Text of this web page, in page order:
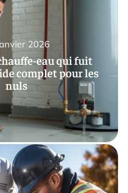
eau qui fuit
complet pour les
nuls
2026